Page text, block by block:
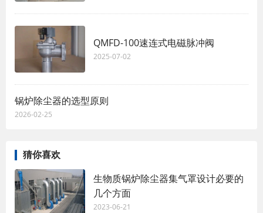
QMFD-100速连式电磁脉冲阀
2025-07-02
锅炉除尘器的选型原则
2026-02-25
猜你喜欢
生物质锅炉除尘器集气罩设计必要的
几个方面
2023-06-21